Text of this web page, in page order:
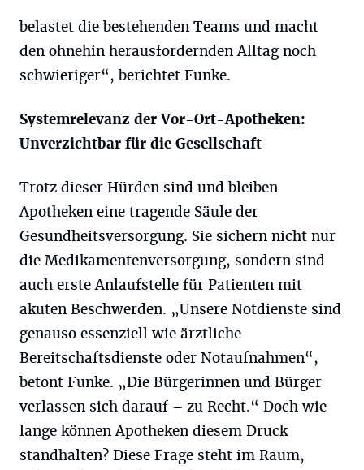
belastet die bestehenden Teams und macht
den ohnehin herausfordernden Alltag noch
schwieriger“, berichtet Funke.
Systemrelevanz der Vor-Ort-Apotheken:
Unverzichtbar für die Gesellschaft
Trotz dieser Hürden sind und bleiben
Apotheken eine tragende Säule der
Gesundheitsversorgung. Sie sichern nicht nur
die Medikamentenversorgung, sondern sind
auch erste Anlaufstelle für Patienten mit
akuten Beschwerden. „Unsere Notdienste sind
genauso essenziell wie ärztliche
Bereitschaftsdienste oder Notaufnahmen“,
betont Funke. „Die Bürgerinnen und Bürger
verlassen sich darauf – zu Recht.“ Doch wie
lange können Apotheken diesem Druck
standhalten? Diese Frage steht im Raum,